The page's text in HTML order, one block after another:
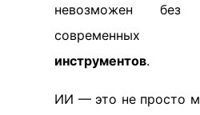
невозможен без
инструментов.
ИИ — это не просто